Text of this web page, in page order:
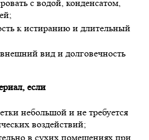
с водой, конденсатом,
к истиранию и длительный
вид и долговечность
если
небольшой и не требуется
воздействий;
в сухих помещениях при